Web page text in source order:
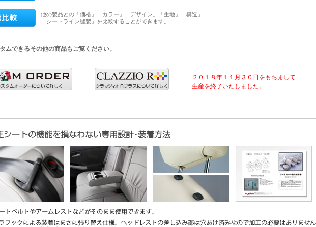
他の製品との「価格」「カラー」「デザイン」「生地」「構造」
「シートライン縫製」を比較することができます。
ムできるその他の商品もご覧ください。
２０１８年１１月３０日をもちまして
生産を終了いたしました。